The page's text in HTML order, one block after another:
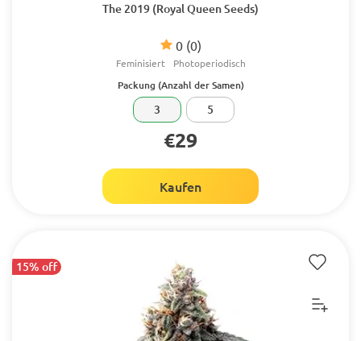
The 2019 (Royal Queen Seeds)
0 (0)
Feminisiert Photoperiodisch
Packung (Anzahl der Samen)
3 5
€29
Kaufen
15% off